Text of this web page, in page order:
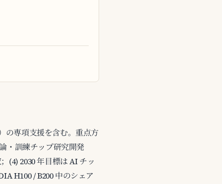
の専項支援を含む。重点方
・訓練チップ研究開発
(4) 2030 年目標は AI チッ
H100 / B200 中のシェア